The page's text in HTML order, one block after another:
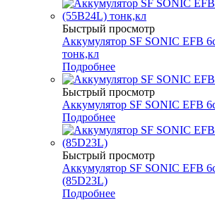
Быстрый просмотр
Аккумулятор SF SONIC EFB
тонк,кл
Подробнее
Быстрый просмотр
Аккумулятор SF SONIC EFB
Подробнее
Быстрый просмотр
Аккумулятор SF SONIC EFB
(85D23L)
Подробнее